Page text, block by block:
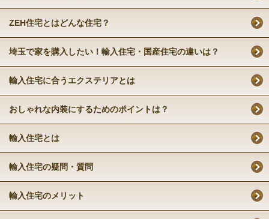
ZEH住宅とはどんな住宅？
埼玉で家を購入したい！輸入住宅・国産住宅の違いは？
輸入住宅に合うエクステリアとは
おしゃれな内装にするためのポイントは？
輸入住宅とは
輸入住宅の疑問・質問
輸入住宅のメリット